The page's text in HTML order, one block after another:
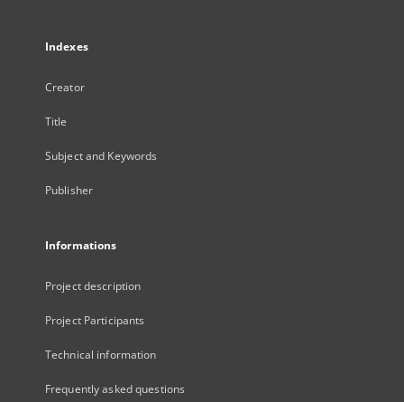
Indexes
Creator
Title
Subject and Keywords
Publisher
Informations
Project description
Project Participants
Technical information
Frequently asked questions